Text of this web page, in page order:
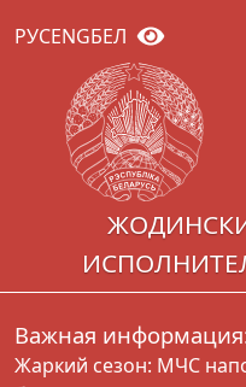
РУСENGБЕЛ
Важная
Жаркий сезон: МЧС